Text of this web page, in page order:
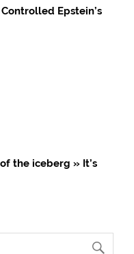
Epstein’s
the iceberg » It’s